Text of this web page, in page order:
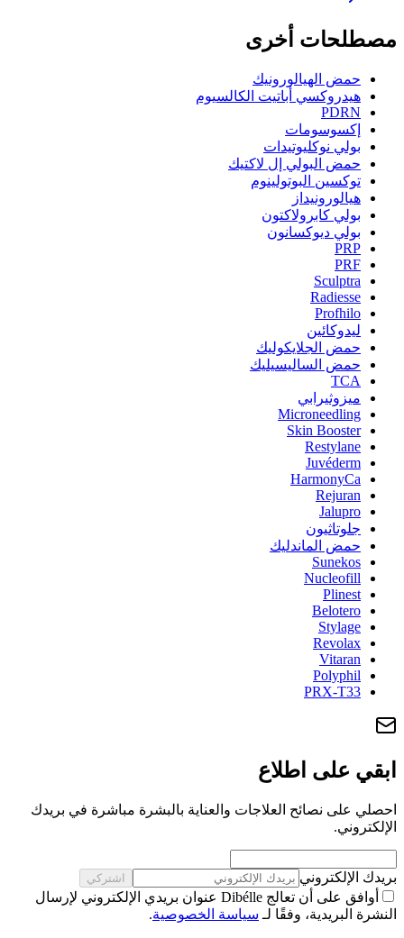
مصطلحات أخرى
حمض الهيالورونيك
هيدروكسي أباتيت الكالسيوم
PDRN
إكسوسومات
بولي نوكليوتيدات
حمض البولي إل لاكتيك
توكسين البوتولينوم
هيالورونيداز
بولي كابرولاكتون
بولي ديوكسانون
PRP
PRF
Sculptra
Radiesse
Profhilo
ليدوكائين
حمض الجلايكوليك
حمض الساليسيليك
TCA
ميزوثيرابي
Microneedling
Skin Booster
Restylane
Juvéderm
HarmonyCa
Rejuran
Jalupro
جلوتاثيون
حمض الماندليك
Sunekos
Nucleofill
Plinest
Belotero
Stylage
Revolax
Vitaran
Polyphil
PRX-T33
ابقي على اطلاع
احصلي على نصائح العلاجات والعناية بالبشرة مباشرة في بريدك
الإلكتروني.
بريدك الإلكتروني اشتركي
أوافق على أن تعالج Dibélle عنوان بريدي الإلكتروني لإرسال
النشرة البريدية، وفقًا لـ سياسة الخصوصية.